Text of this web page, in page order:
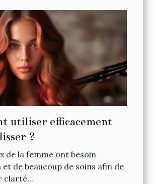
utiliser efficacement
?
de la femme ont besoin
et de beaucoup de soins afin de
clarté...